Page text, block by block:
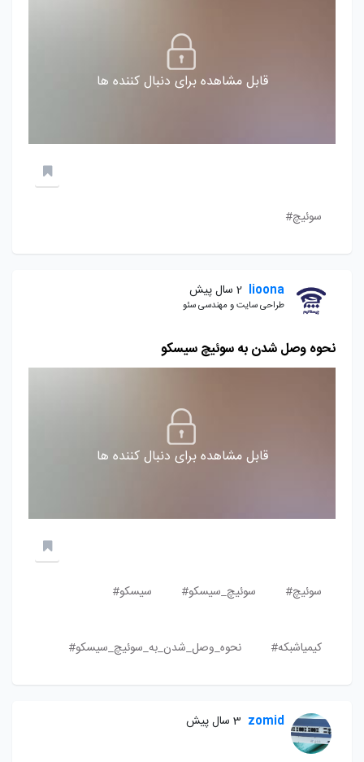
قابل مشاهده برای دنبال کننده ها
سوئیچ#
lioona 2 سال پیش
طراحی سایت و مهندسی سئو
نحوه وصل شدن به سوئیچ سیسکو
قابل مشاهده برای دنبال کننده ها
سوئیچ# سوئیچ_سیسکو# سیسکو#
کیمیاشبکه# نحوه_وصل_شدن_به_سوئیچ_سیسکو#
zomid 3 سال پیش